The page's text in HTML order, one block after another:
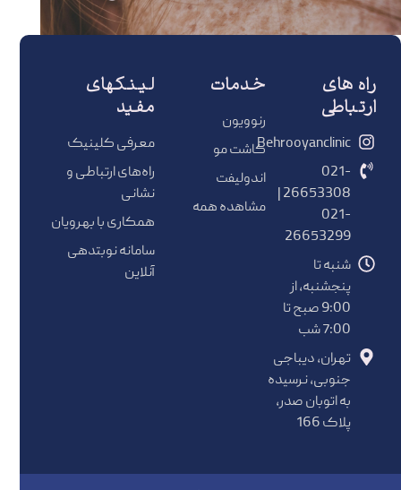
راه های
ارتباطی
Behrooyanclinic
021-
26653308 |
021-
26653299
شنبه تا
پنجشنبه، از
9:00 صبح تا
7:00 شب
تهران، دیباجی
جنوبی، نرسیده
به اتوبان صدر،
پلاک 166
خدمات
رنوویون
کاشت مو
اندولیفت
مشاهده همه
لینکهای
مفید
معرفی کلینیک
راه‌های ارتباطی و
نشانی
همکاری با بهرویان
سامانه نوبتدهی
آنلاین